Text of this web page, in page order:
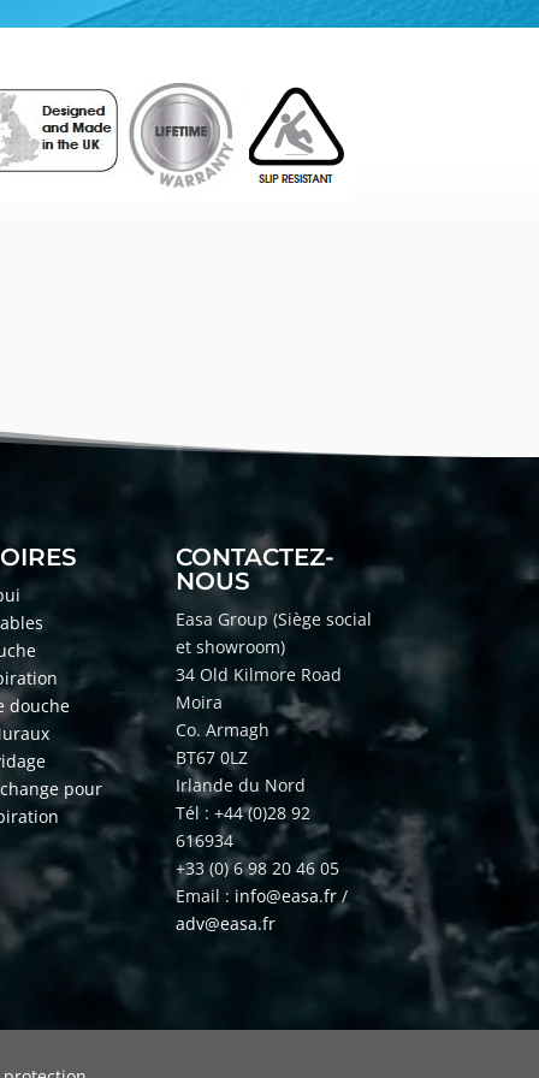
douche
pour
CONTACTEZ-
NOUS
Easa Group (Siège social
et showroom)
34 Old Kilmore Road
Moira
Co. Armagh
BT67 0LZ
Irlande du Nord
Tél : +44 (0)28 92
616934
+33 (0) 6 98 20 46 05
Email : info@easa.fr/
adv@easa.fr